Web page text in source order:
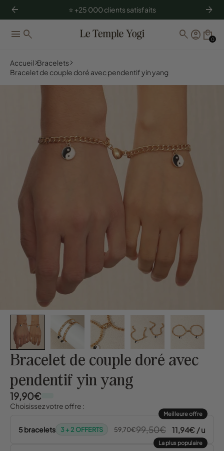
arrow_back arrow_forward
⭐️ +25 000 clients satisfaits
menu search search account_circle local_mall
0
Accueil Bracelets
Bracelet de couple doré avec pendentif yin yang
Bracelet de couple doré avec
pendentif yin yang
19,90€
Choisissez votre offre :
Meilleure offre
5 bracelets 3 + 2 OFFERTS 59,70€99,50€ 11,94€ / u
La plus populaire